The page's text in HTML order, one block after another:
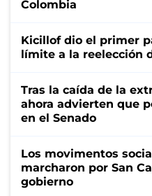
Colombia
Kicillof dio el primer
límite a la reelección
Tras la caída de la
ahora advierten que
en el Senado
Los movimentos
marcharon por San
gobierno